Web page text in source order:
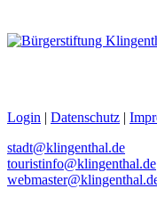
Login | Datenschutz |
stadt@klingenthal.de
touristinfo@klingenthal.de